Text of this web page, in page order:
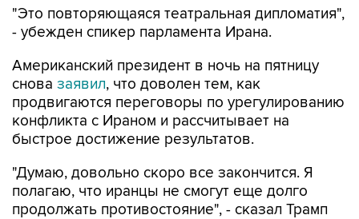
"Это повторяющаяся театральная дипломатия",
- убежден спикер парламента Ирана.
Американский президент в ночь на пятницу
снова заявил, что доволен тем, как
продвигаются переговоры по урегулированию
конфликта с Ираном и рассчитывает на
быстрое достижение результатов.
"Думаю, довольно скоро все закончится. Я
полагаю, что иранцы не смогут еще долго
продолжать противостояние", - сказал Трамп